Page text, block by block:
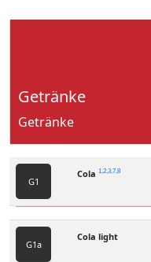
Getränke
Getränke
G1
Cola 1,2,3,7,8
G1a
Cola light